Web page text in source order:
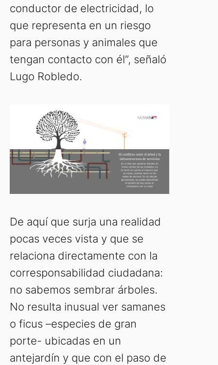
conductor de electricidad, lo
que representa en un riesgo
para personas y animales que
tengan contacto con él”, señaló
Lugo Robledo.
De aquí que surja una realidad
pocas veces vista y que se
relaciona directamente con la
corresponsabilidad ciudadana:
no sabemos sembrar árboles.
No resulta inusual ver samanes
o ficus –especies de gran
porte- ubicadas en un
antejardín y que con el paso de